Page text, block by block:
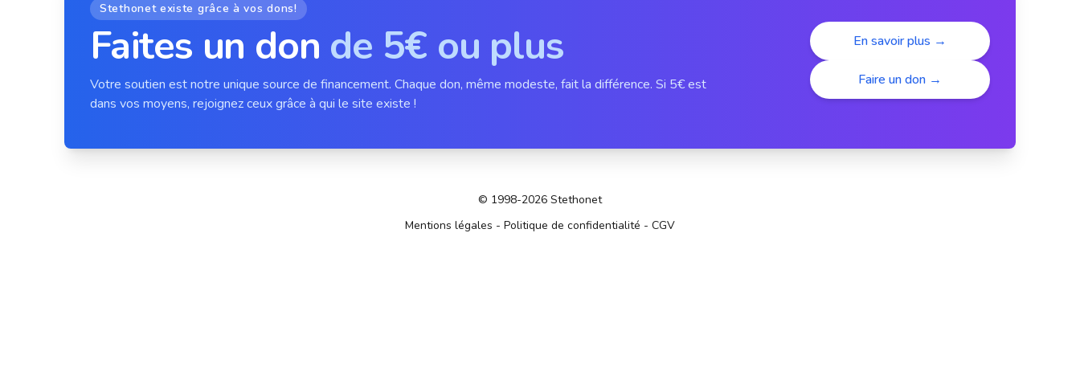
Stethonet existe grâce à vos dons!
Faites un don de 5€ ou plus
Votre soutien est notre unique source de financement. Chaque don, même modeste, fait la différence. Si 5€ est
dans vos moyens, rejoignez ceux grâce à qui le site existe !
En savoir plus →
Faire un don →
© 1998-2026 Stethonet
Mentions légales - Politique de confidentialité - CGV